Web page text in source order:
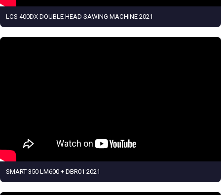
LCS 400DX DOUBLE HEAD SAWING MACHINE 2021
SMART 350 LM600 + DBR01 2021